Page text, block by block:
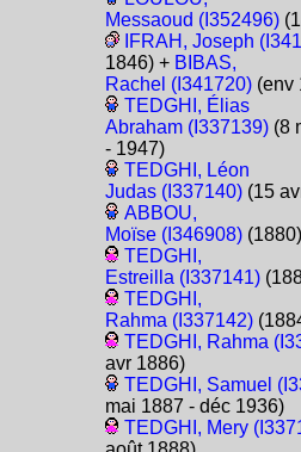
Messaoud (I352496)
IFRAH, Joseph
1846) + BIBAS,
Rachel (I341720) (env
TEDGHI, Élias
Abraham (I337139) (8
- 1947)
TEDGHI, Léon
Judas (I337140) (15
ABBOU,
Moïse (I346908) (1880)
TEDGHI,
Estreilla (I337141)
TEDGHI,
Rahma (I337142)
TEDGHI, Rahma
avr 1886)
TEDGHI, Samuel
mai 1887 - déc 1936)
TEDGHI, Mery